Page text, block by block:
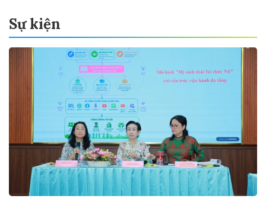
Sự kiện